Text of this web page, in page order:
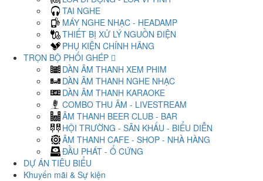
TAI NGHE
MÁY NGHE NHẠC - HEADAMP
THIẾT BỊ XỬ LÝ NGUỒN ĐIỆN
PHỤ KIỆN CHÍNH HÃNG
TRỌN BỘ PHỐI GHÉP
DÀN ÂM THANH XEM PHIM
DÀN ÂM THANH NGHE NHẠC
DÀN ÂM THANH KARAOKE
COMBO THU ÂM - LIVESTREAM
ÂM THANH BEER CLUB - BAR
HỘI TRƯỜNG - SÂN KHẤU - BIỂU DIỄN
ÂM THANH CAFE - SHOP - NHÀ HÀNG
ĐẦU PHÁT - Ổ CỨNG
DỰ ÁN TIÊU BIỂU
Khuyến mãi & Sự kiện